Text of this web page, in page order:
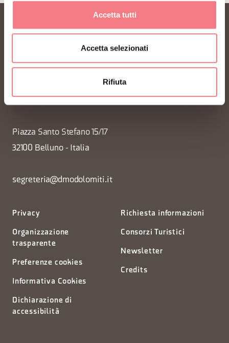
Accetta tutti
Accetta selezionati
Rifiuta
Piazza Santo Stefano 15/17
32100 Belluno - Italia
segreteria@dmodolomiti.it
Privacy
Organizzazione
trasparente
Preferenze cookies
Informativa Cookies
Dichiarazione di
accessibilità
Richiesta informazioni
Consorzi Turistici
Newsletter
Credits